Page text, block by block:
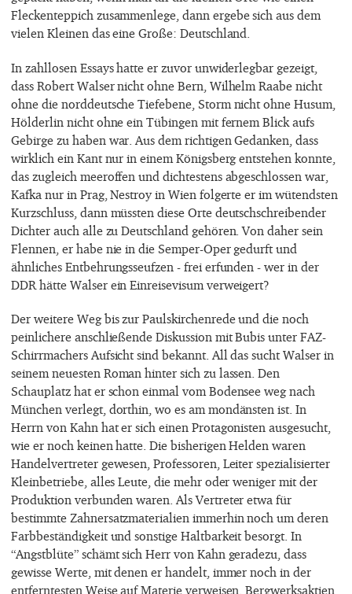
Fleckenteppich zusammenlege, dann ergebe sich aus dem
vielen Kleinen das eine Große: Deutschland.
In zahllosen Essays hatte er zuvor unwiderlegbar gezeigt,
dass Robert Walser nicht ohne Bern, Wilhelm Raabe nicht
ohne die norddeutsche Tiefebene, Storm nicht ohne Husum,
Hölderlin nicht ohne ein Tübingen mit fernem Blick aufs
Gebirge zu haben war. Aus dem richtigen Gedanken, dass
wirklich ein Kant nur in einem Königsberg entstehen konnte,
das zugleich meeroffen und dichtestens abgeschlossen war,
Kafka nur in Prag, Nestroy in Wien folgerte er im wütendsten
Kurzschluss, dann müssten diese Orte deutschschreibender
Dichter auch alle zu Deutschland gehören. Von daher sein
Flennen, er habe nie in die Semper-Oper gedurft und
ähnliches Entbehrungsseufzen - frei erfunden - wer in der
DDR hätte Walser ein Einreisevisum verweigert?
Der weitere Weg bis zur Paulskirchenrede und die noch
peinlichere anschließende Diskussion mit Bubis unter FAZ-
Schirrmachers Aufsicht sind bekannt. All das sucht Walser in
seinem neuesten Roman hinter sich zu lassen. Den
Schauplatz hat er schon einmal vom Bodensee weg nach
München verlegt, dorthin, wo es am mondänsten ist. In
Herrn von Kahn hat er sich einen Protagonisten ausgesucht,
wie er noch keinen hatte. Die bisherigen Helden waren
Handelvertreter gewesen, Professoren, Leiter spezialisierter
Kleinbetriebe, alles Leute, die mehr oder weniger mit der
Produktion verbunden waren. Als Vertreter etwa für
bestimmte Zahnersatzmaterialien immerhin noch um deren
Farbbeständigkeit und sonstige Haltbarkeit besorgt. In
“Angstblüte” schämt sich Herr von Kahn geradezu, dass
gewisse Werte, mit denen er handelt, immer noch in der
entferntesten Weise auf Materie verweisen. Bergwerksaktien